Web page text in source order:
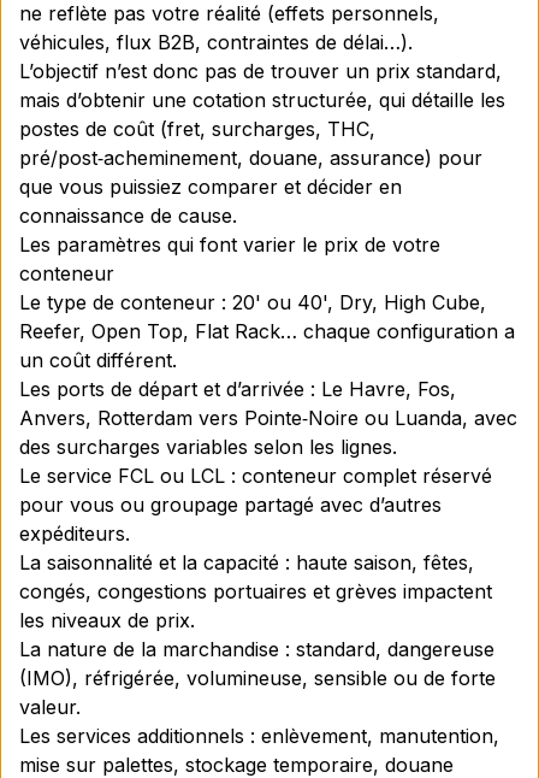
ne reflète pas votre réalité (effets personnels,
véhicules, flux B2B, contraintes de délai…).
L’objectif n’est donc pas de trouver un prix standard,
mais d’obtenir une cotation structurée, qui détaille les
postes de coût (fret, surcharges, THC,
pré/post‑acheminement, douane, assurance) pour
que vous puissiez comparer et décider en
connaissance de cause.
Les paramètres qui font varier le prix de votre
conteneur
Le type de conteneur : 20' ou 40', Dry, High Cube,
Reefer, Open Top, Flat Rack… chaque configuration a
un coût différent.
Les ports de départ et d’arrivée : Le Havre, Fos,
Anvers, Rotterdam vers Pointe‑Noire ou Luanda, avec
des surcharges variables selon les lignes.
Le service FCL ou LCL : conteneur complet réservé
pour vous ou groupage partagé avec d’autres
expéditeurs.
La saisonnalité et la capacité : haute saison, fêtes,
congés, congestions portuaires et grèves impactent
les niveaux de prix.
La nature de la marchandise : standard, dangereuse
(IMO), réfrigérée, volumineuse, sensible ou de forte
valeur.
Les services additionnels : enlèvement, manutention,
mise sur palettes, stockage temporaire, douane